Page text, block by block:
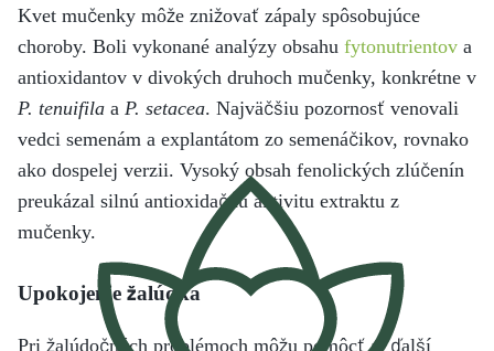
Kvet mučenky môže znižovať zápaly spôsobujúce
choroby. Boli vykonané analýzy obsahu fytonutrientov a
antioxidantov v divokých druhoch mučenky, konkrétne v
P. tenuifila a P. setacea. Najväčšiu pozornosť venovali
vedci semenám a explantátom zo semenáčikov, rovnako
ako dospelej verzii. Vysoký obsah fenolických zlúčenín
preukázal silnú antioxidačnú aktivitu extraktu z
mučenky.
Upokojenie žalúdka
Pri žalúdočných problémoch môžu pomôcť aj ďalší